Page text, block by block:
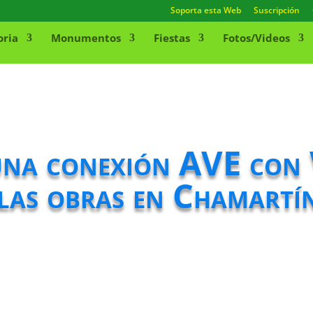
Soporta esta Web Suscripción
Monumentos Fiestas Fotos/Videos
conexión AVE
obras en